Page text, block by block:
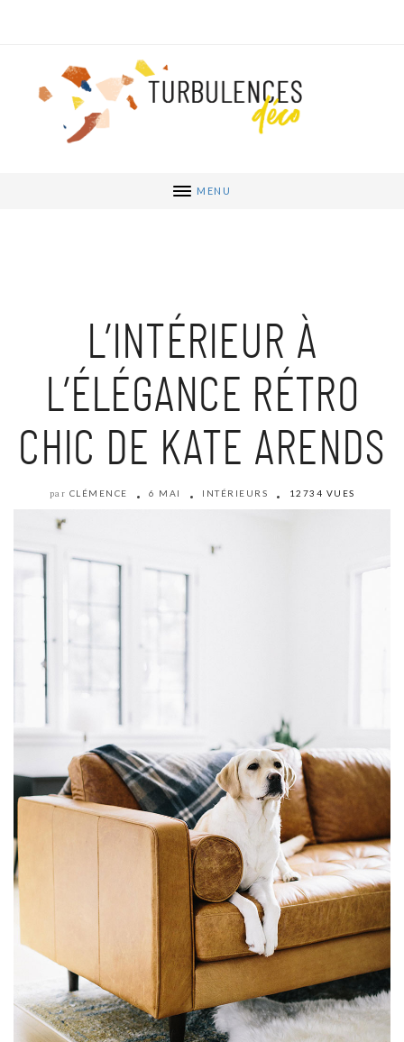
MENU
L’INTÉRIEUR À
L’ÉLÉGANCE RÉTRO
CHIC DE KATE ARENDS
par CLÉMENCE 6 MAI INTÉRIEURS 12734 VUES